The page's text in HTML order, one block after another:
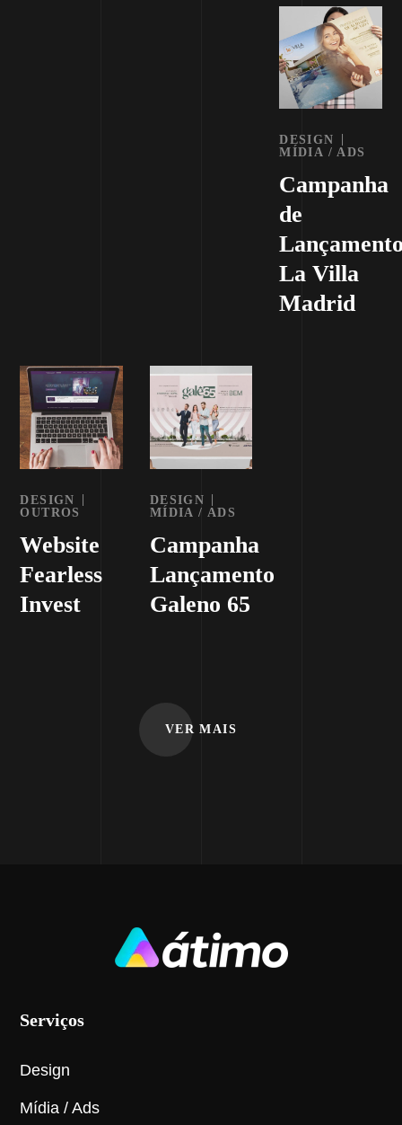
DESIGN
MÍDIA / ADS
Campanha
de
La Villa
Madrid
DESIGN
OUTROS
Website
Fearless
Invest
DESIGN
MÍDIA / ADS
Campanha
Lançamento
Galeno 65
VER MAIS
Serviços
Design
Mídia / Ads